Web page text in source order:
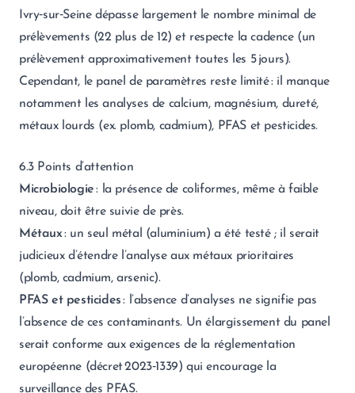
Ivry‑sur‑Seine dépasse largement le nombre minimal de
prélèvements (22 plus de 12) et respecte la cadence (un
prélèvement approximativement toutes les 5 jours).
Cependant, le panel de paramètres reste limité : il manque
notamment les analyses de calcium, magnésium, dureté,
métaux lourds (ex. plomb, cadmium), PFAS et pesticides.
6.3 Points d’attention
Microbiologie: la présence de coliformes, même à faible
niveau, doit être suivie de près.
Métaux: un seul métal (aluminium) a été testé ; il serait
judicieux d’étendre l’analyse aux métaux prioritaires
(plomb, cadmium, arsenic).
PFAS et pesticides: l’absence d’analyses ne signifie pas
l’absence de ces contaminants. Un élargissement du panel
serait conforme aux exigences de la réglementation
européenne (décret 2023‑1339) qui encourage la
surveillance des PFAS.